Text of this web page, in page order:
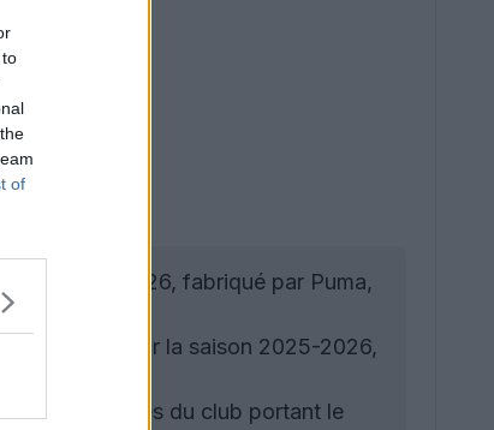
of
2025-2026, fabriqué par Puma,
extérieur pour la saison 2025-2026,
des athlètes du club portant le